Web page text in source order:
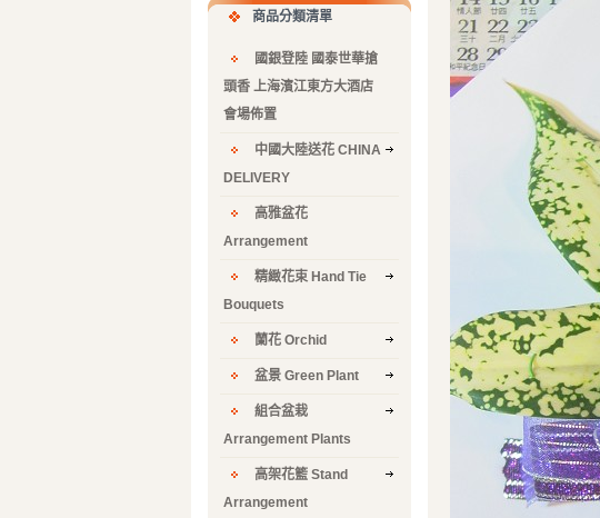
商品分類清單
國銀登陸 國泰世華搶
頭香 上海濱江東方大酒店
會場佈置
中國大陸送花 CHINA
DELIVERY
高雅盆花
Arrangement
精緻花束 Hand Tie
Bouquets
蘭花 Orchid
盆景 Green Plant
組合盆栽
Arrangement Plants
高架花籃 Stand
Arrangement